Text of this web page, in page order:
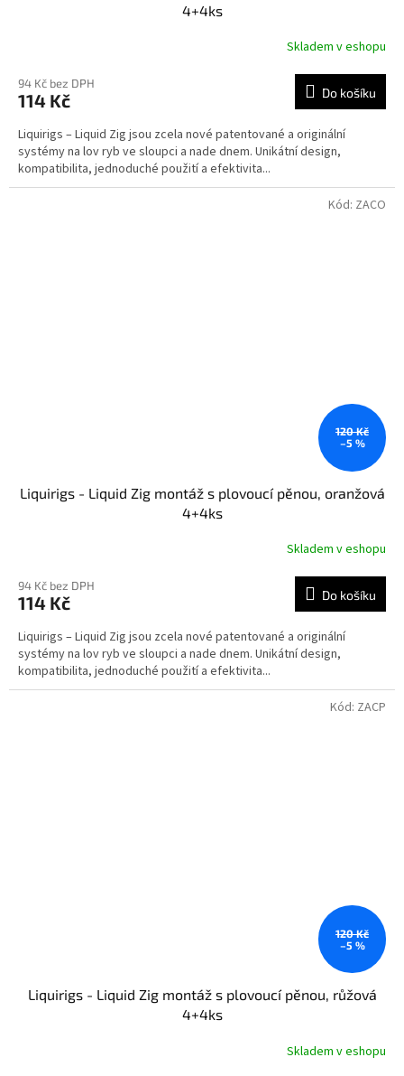
4+4ks
Skladem v eshopu
94 Kč bez DPH
114 Kč Do košíku
Liquirigs – Liquid Zig jsou zcela nové patentované a originální
systémy na lov ryb ve sloupci a nade dnem. Unikátní design,
kompatibilita, jednoduché použití a efektivita...
120 Kč
–5 %
Liquirigs - Liquid Zig montáž s plovoucí pěnou, oranžová
4+4ks
Skladem v eshopu
94 Kč bez DPH
114 Kč Do košíku
Liquirigs – Liquid Zig jsou zcela nové patentované a originální
systémy na lov ryb ve sloupci a nade dnem. Unikátní design,
kompatibilita, jednoduché použití a efektivita...
Kód: ZACO
120 Kč
–5 %
Liquirigs - Liquid Zig montáž s plovoucí pěnou, růžová
4+4ks
Skladem v eshopu
Kód: ZACP